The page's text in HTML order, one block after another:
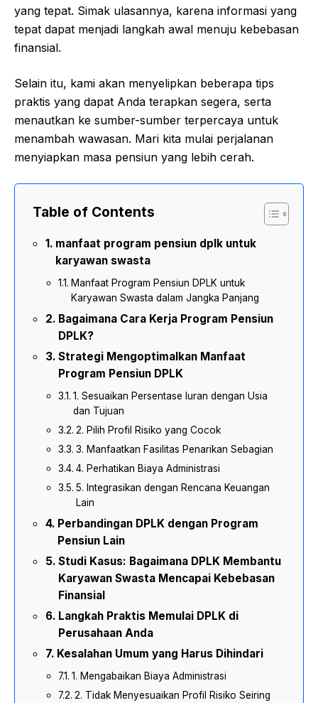
yang tepat. Simak ulasannya, karena informasi yang
tepat dapat menjadi langkah awal menuju kebebasan
finansial.
Selain itu, kami akan menyelipkan beberapa tips
praktis yang dapat Anda terapkan segera, serta
menautkan ke sumber-sumber terpercaya untuk
menambah wawasan. Mari kita mulai perjalanan
menyiapkan masa pensiun yang lebih cerah.
Table of Contents
manfaat program pensiun dplk untuk
karyawan swasta
Manfaat Program Pensiun DPLK untuk
Karyawan Swasta dalam Jangka Panjang
Bagaimana Cara Kerja Program Pensiun
DPLK?
Strategi Mengoptimalkan Manfaat
Program Pensiun DPLK
1. Sesuaikan Persentase Iuran dengan Usia
dan Tujuan
2. Pilih Profil Risiko yang Cocok
3. Manfaatkan Fasilitas Penarikan Sebagian
4. Perhatikan Biaya Administrasi
5. Integrasikan dengan Rencana Keuangan
Lain
Perbandingan DPLK dengan Program
Pensiun Lain
Studi Kasus: Bagaimana DPLK Membantu
Karyawan Swasta Mencapai Kebebasan
Finansial
Langkah Praktis Memulai DPLK di
Perusahaan Anda
Kesalahan Umum yang Harus Dihindari
1. Mengabaikan Biaya Administrasi
2. Tidak Menyesuaikan Profil Risiko Seiring